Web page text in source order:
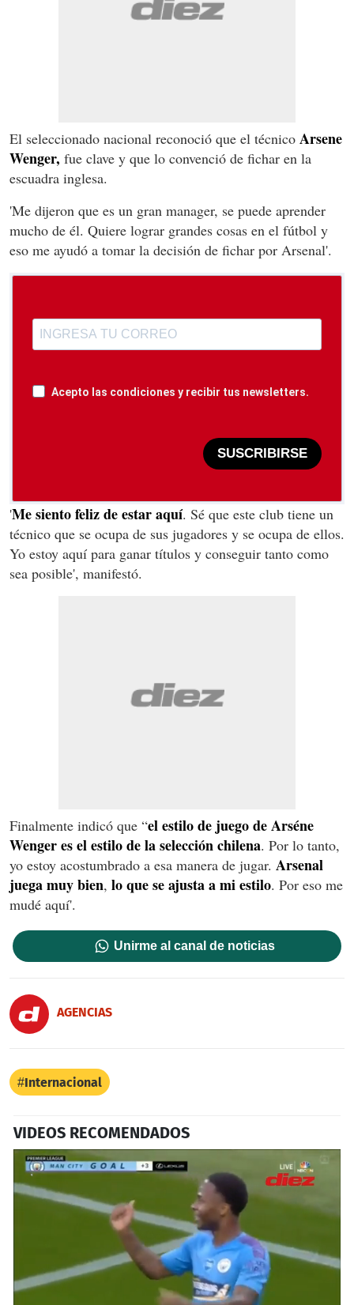
El seleccionado nacional reconoció que el técnico Arsene
Wenger, fue clave y que lo convenció de fichar en la
escuadra inglesa.
'Me dijeron que es un gran manager, se puede aprender
mucho de él. Quiere lograr grandes cosas en el fútbol y
eso me ayudó a tomar la decisión de fichar por Arsenal'.
Acepto las condiciones y recibir tus newsletters.
SUSCRIBIRSE
'Me siento feliz de estar aquí. Sé que este club tiene un
técnico que se ocupa de sus jugadores y se ocupa de ellos.
Yo estoy aquí para ganar títulos y conseguir tanto como
sea posible', manifestó.
Finalmente indicó que “el estilo de juego de Arséne
Wenger es el estilo de la selección chilena. Por lo tanto,
yo estoy acostumbrado a esa manera de jugar. Arsenal
juega muy bien, lo que se ajusta a mi estilo. Por eso me
mudé aquí'.
Unirme al canal de noticias
AGENCIAS
Internacional
VIDEOS RECOMENDADOS